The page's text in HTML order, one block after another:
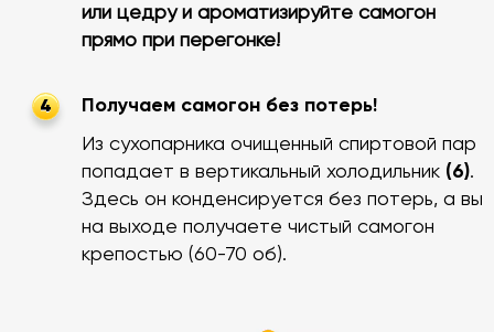
или цедру и ароматизируйте самогон
прямо при перегонке!
4
Получаем самогон без потерь!
Из сухопарника очищенный спиртовой пар
попадает в вертикальный холодильник (6).
Здесь он конденсируется без потерь, а вы
на выходе получаете чистый самогон
крепостью (60-70 об).